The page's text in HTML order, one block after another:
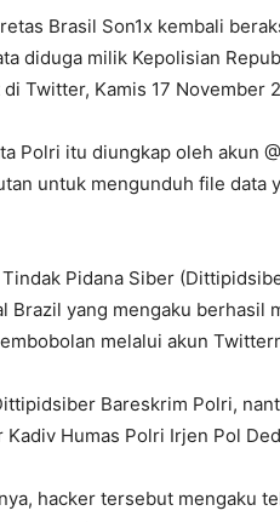
Brasil Son1x kembali
diduga milik Kepolisian
Twitter, Kamis 17 November
Polri itu diungkap oleh akun
untuk mengunduh file data
Pidana Siber
Brazil yang mengaku berhasil
melalui akun
Bareskrim Polri,
Kadiv Humas Polri Irjen Pol
hacker tersebut mengaku